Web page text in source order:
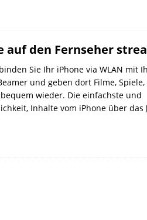
auf den Fernseher
Sie Ihr iPhone via WLAN mit
und geben dort Filme, Spiele,
wieder. Die einfachste und
Inhalte vom iPhone über das